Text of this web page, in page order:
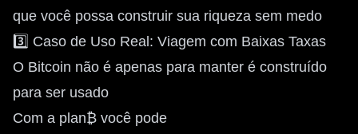
que você possa construir sua riqueza sem medo
3️⃣ Caso de Uso Real: Viagem com Baixas Taxas
O Bitcoin não é apenas para manter é construído
para ser usado
Com a plan₿ você pode